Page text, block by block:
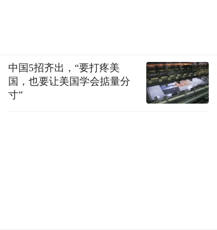
中国5招齐出，“要打疼美
国，也要让美国学会掂量分
寸”